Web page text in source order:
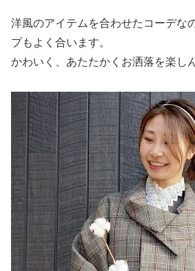
洋風のアイテムを合わせたコーデな
プもよく合います。
かわいく、あたたかくお洒落を楽し